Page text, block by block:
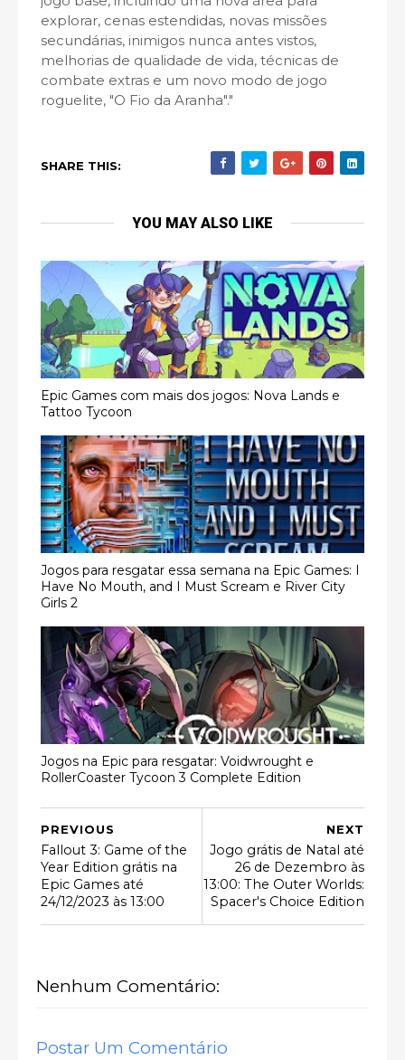
explorar, cenas estendidas, novas missões
secundárias, inimigos nunca antes vistos,
melhorias de qualidade de vida, técnicas de
combate extras e um novo modo de jogo
roguelite, "O Fio da Aranha"."
SHARE THIS:
YOU MAY ALSO LIKE
Epic Games com mais dos jogos: Nova Lands e
Tattoo Tycoon
Jogos para resgatar essa semana na Epic Games: I
Have No Mouth, and I Must Scream e River City
Girls 2
Jogos na Epic para resgatar: Voidwrought e
RollerCoaster Tycoon 3 Complete Edition
NEXT
Jogo grátis de Natal até
26 de Dezembro às
13:00: The Outer Worlds:
Spacer's Choice Edition
PREVIOUS
Fallout 3: Game of the
Year Edition grátis na
Epic Games até
24/12/2023 às 13:00
Nenhum Comentário:
Postar Um Comentário